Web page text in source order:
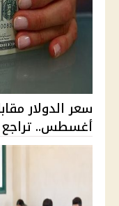
أغسطس.. تراجع في 10